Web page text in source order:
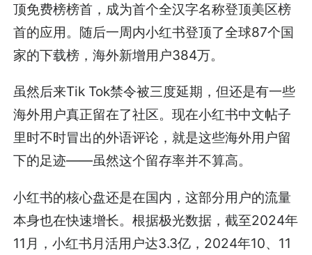
顶免费榜榜首，成为首个全汉字名称登顶美区榜
首的应用。随后一周内小红书登顶了全球87个国
家的下载榜，海外新增用户384万。
虽然后来Tik Tok禁令被三度延期，但还是有一些
海外用户真正留在了社区。现在小红书中文帖子
里时不时冒出的外语评论，就是这些海外用户留
下的足迹——虽然这个留存率并不算高。
小红书的核心盘还是在国内，这部分用户的流量
本身也在快速增长。根据极光数据，截至2024年
11月，小红书月活用户达3.3亿，2024年10、11